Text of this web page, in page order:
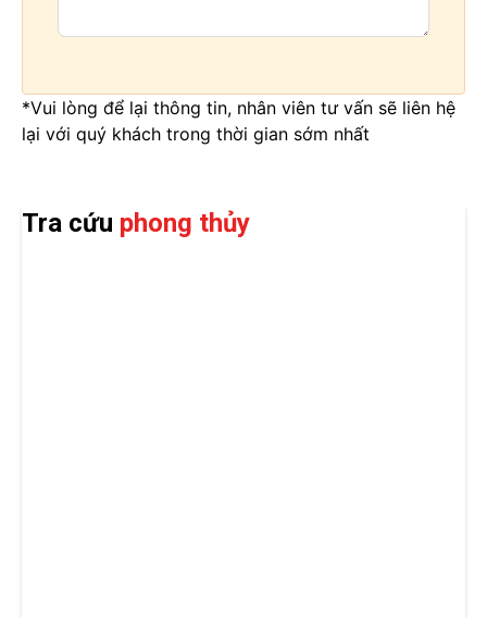
*Vui lòng để lại thông tin, nhân viên tư vấn sẽ liên hệ
lại với quý khách trong thời gian sớm nhất
Tra cứu phong thủy